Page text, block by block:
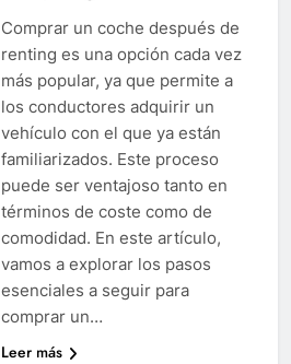
Comprar un coche después de
renting es una opción cada vez
más popular, ya que permite a
los conductores adquirir un
vehículo con el que ya están
familiarizados. Este proceso
puede ser ventajoso tanto en
términos de coste como de
comodidad. En este artículo,
vamos a explorar los pasos
esenciales a seguir para
comprar un…
Leer más